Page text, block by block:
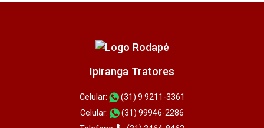
Ipiranga Tratores
Celular:
(31) 9 9211-3361
Celular:
(31) 99946-2286